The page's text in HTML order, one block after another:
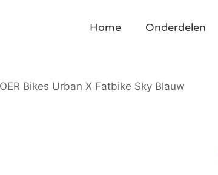
Home Onderdelen
Bikes Urban X Fatbike Sky Blauw